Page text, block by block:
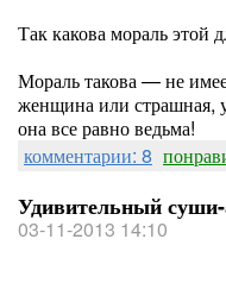
Так какова мораль этой
Мораль такова — не
женщина или страшная,
она все равно ведьма!
комментарии: 8
Удивительный
03-11-2013 14:10